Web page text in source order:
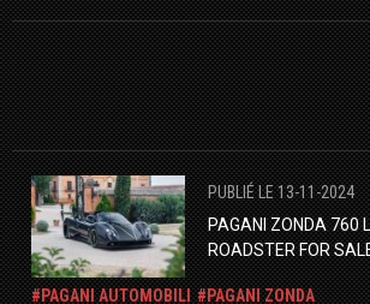
PUBLIÉ LE 13-11-2024
​PAGANI ZONDA 760
ROADSTER FOR
PAGANI AUTOMOBILI
PAGANI ZONDA